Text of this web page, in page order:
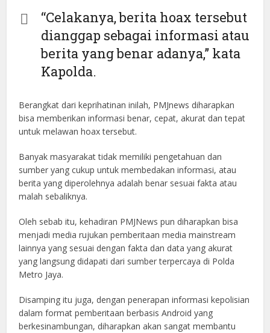
“Celakanya, berita hoax tersebut
dianggap sebagai informasi atau
berita yang benar adanya,” kata
Kapolda.
Berangkat dari keprihatinan inilah, PMJnews diharapkan
bisa memberikan informasi benar, cepat, akurat dan tepat
untuk melawan hoax tersebut.
Banyak masyarakat tidak memiliki pengetahuan dan
sumber yang cukup untuk membedakan informasi, atau
berita yang diperolehnya adalah benar sesuai fakta atau
malah sebaliknya.
Oleh sebab itu, kehadiran PMJNews pun diharapkan bisa
menjadi media rujukan pemberitaan media mainstream
lainnya yang sesuai dengan fakta dan data yang akurat
yang langsung didapati dari sumber terpercaya di Polda
Metro Jaya.
Disamping itu juga, dengan penerapan informasi kepolisian
dalam format pemberitaan berbasis Android yang
berkesinambungan, diharapkan akan sangat membantu